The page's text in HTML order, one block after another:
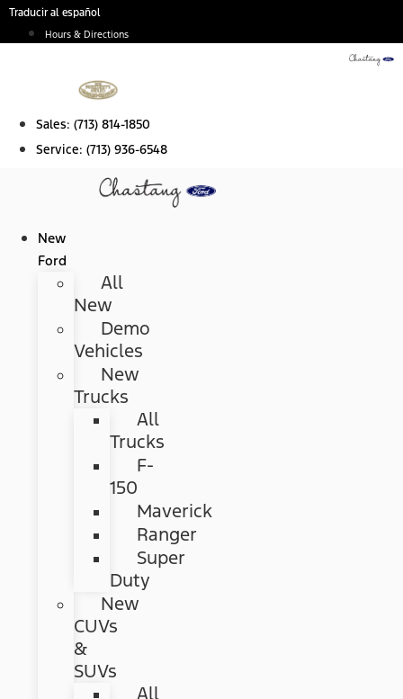
Skip
Traducir al español
Hours & Directions
Sales: (713) 814-1850
Service: (713) 936-6548
New
Ford
All
New
Demo
Vehicles
New
Trucks
All
Trucks
F-
150
Maverick
Ranger
Super
Duty
New
CUVs
&
SUVs
All